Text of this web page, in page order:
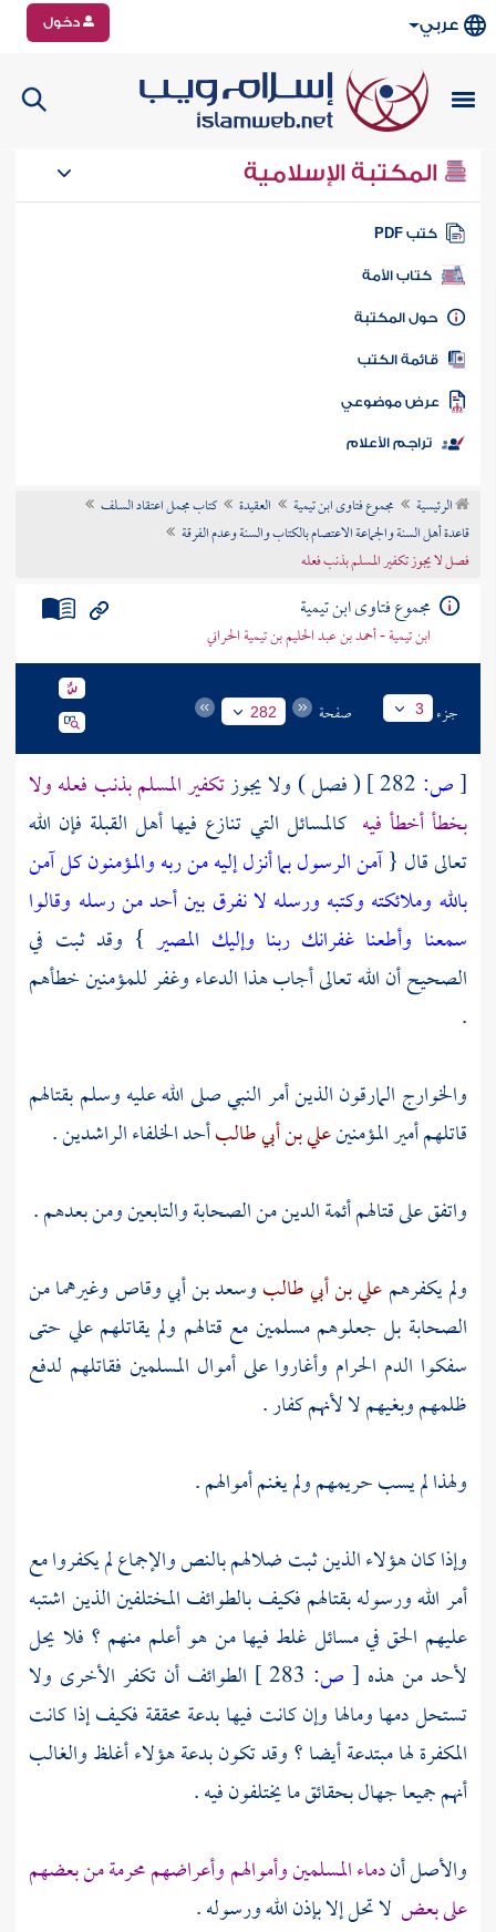
عربي دخول
المكتبة الإسلامية
كتب PDF
كتاب الأمة
المكتبة
الكتب
موضوعي
تراجم الأعلام
الرئيسية مجموع فتاوى ابن تيمية العقيدة
كتاب مجمل اعتقاد السلف
قاعدة أهل السنة والجماعة الاعتصام بالكتاب والسنة وعدم الفرقة
فصل لا يجوز تكفير المسلم بذنب فعله
مجموع فتاوى ابن تيمية
ابن تيمية - أحمد بن عبد الحليم بن تيمية الحراني
جزء 3 صفحة 282
[ص: ( فصل ) ولا يجوزتكفير المسلم بذنب فعله ولا
بخطأ أخطأ فيه كالمسائل التي تنازع فيها أهل القبلة فإن الله
تعالى قال {آمن الرسول بما أنزل إليه من ربه والمؤمنون كل آمن
بالله وملائكته وكتبه ورسله لا نفرق بين أحد من رسله وقالوا
سمعنا وأطعنا غفرانك ربنا وإليك المصير } وقد ثبت في
الصحيح أن الله تعالى أجاب هذا الدعاء وغفر للمؤمنين خطأهم
.
والخوارج المارقون الذين أمر النبي صلى الله عليه وسلم بقتالهم
قاتلهم أمير المؤمنينعلي بن أبي طالبأحد الخلفاء الراشدين .
واتفق على قتالهم أئمة الدين منالصحابةوالتابعينومن بعدهم .
ولم يكفرهمعلي بن أبي طالبوسعد بن أبي وقاصوغيرهما من
الصحابة بل جعلوهم مسلمين مع قتالهم ولم يقاتلهمعلي حتى
سفكوا الدم الحرام وأغاروا على أموال المسلمين فقاتلهم لدفع
ظلمهم وبغيهم لا لأنهم كفار .
ولهذا لم يسب حريمهم ولم يغنم أموالهم .
وإذا كان هؤلاء الذين ثبت ضلالهم بالنص والإجماع لم يكفروا مع
أمر الله ورسوله بقتالهم فكيف بالطوائف المختلفين الذين اشتبه
عليهم الحق في مسائل غلط فيها من هو أعلم منهم ؟ فلا يحل
لأحد من هذه [ ص:
الطوائف أن تكفر الأخرى ولا
تستحل دمها ومالها وإن كانت فيها بدعة محققة فكيف إذا كانت
المكفرة لها مبتدعة أيضا ؟ وقد تكون بدعة هؤلاء أغلظ والغالب
أنهم جميعا جهال بحقائق ما يختلفون فيه .
والأصل أندماء المسلمين وأموالهم وأعراضهم محرمة من بعضهم
على بعض لا تحل إلا بإذن الله ورسوله .